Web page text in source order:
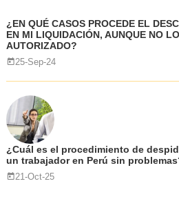
¿EN QUÉ CASOS PROCEDE EL
EN MI LIQUIDACIÓN, AUNQUE NO
AUTORIZADO?
25-Sep-24
¿Cuál es el procedimiento de
un trabajador en Perú sin
21-Oct-25